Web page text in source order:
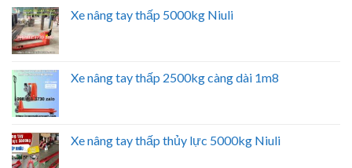
Xe nâng tay thấp 5000kg Niuli
Xe nâng tay thấp 2500kg càng dài 1m8
Xe nâng tay thấp thủy lực 5000kg Niuli